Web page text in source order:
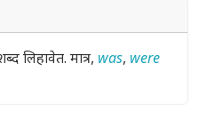
लिहावेत. मात्र, was, were